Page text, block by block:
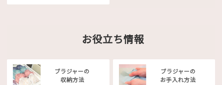
お役立ち情報
ブラジャーの
収納方法
ブラジャーの
お手入れ方法